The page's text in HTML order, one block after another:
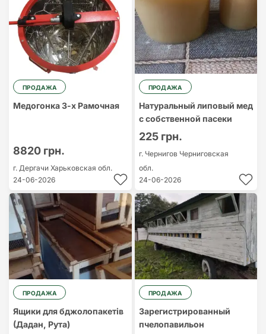
ПРОДАЖА
Медогонка 3-х Рамочная
8820 грн.
г. Дергачи Харьковская обл.
24-06-2026
ПРОДАЖА
Натуральный липовый мед
с собственной пасеки
225 грн.
г. Чернигов Черниговская
обл.
24-06-2026
ПРОДАЖА
Ящики для бджолопакетів
(Дадан, Рута)
ПРОДАЖА
Зарегистрированный
пчелопавильон